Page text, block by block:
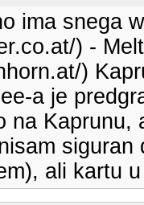
ima snega
) -
)
a je
na
ali kartu